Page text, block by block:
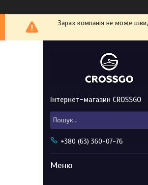
Зараз компанія не може
Інтернет-магазин CROSSGO
+380 (63) 360-07-76